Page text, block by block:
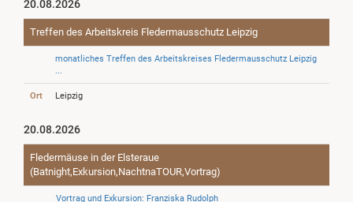
20.08.2026
Treffen des Arbeitskreis Fledermausschutz Leipzig
monatliches Treffen des Arbeitskreises Fledermausschutz Leipzig
...
Ort Leipzig
20.08.2026
Fledermäuse in der Elsteraue
(Batnight,Exkursion,NachtnaTOUR,Vortrag)
Vortrag und Exkursion: Franziska Rudolph